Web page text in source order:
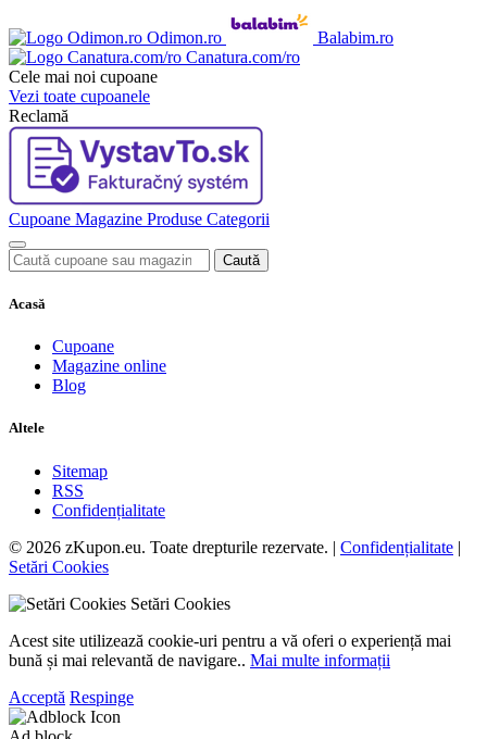
Odimon.ro
Balabim.ro
Canatura.com/ro
Cele mai noi cupoane
Vezi toate cupoanele
Reclamă
Cupoane Magazine Produse Categorii
Caută
Acasă
Cupoane
Magazine online
Blog
Altele
Sitemap
RSS
Confidențialitate
© 2026 zKupon.eu. Toate drepturile rezervate. | Confidențialitate |
Setări Cookies
Setări Cookies
Acest site utilizează cookie-uri pentru a vă oferi o experiență mai
bună și mai relevantă de navigare.. Mai multe informații
Acceptă Respinge